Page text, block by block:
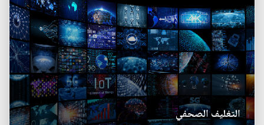
التغليف الصحفي